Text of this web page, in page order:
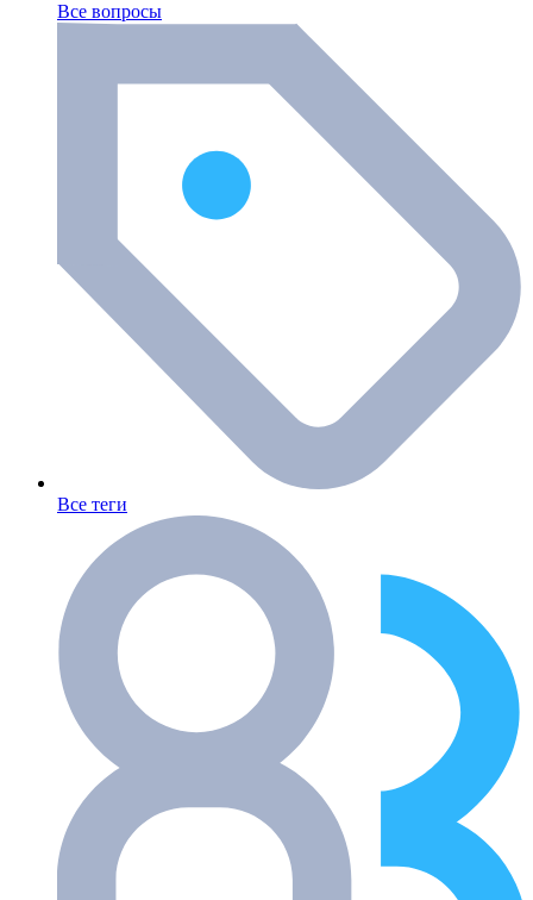
Все вопросы
Все теги